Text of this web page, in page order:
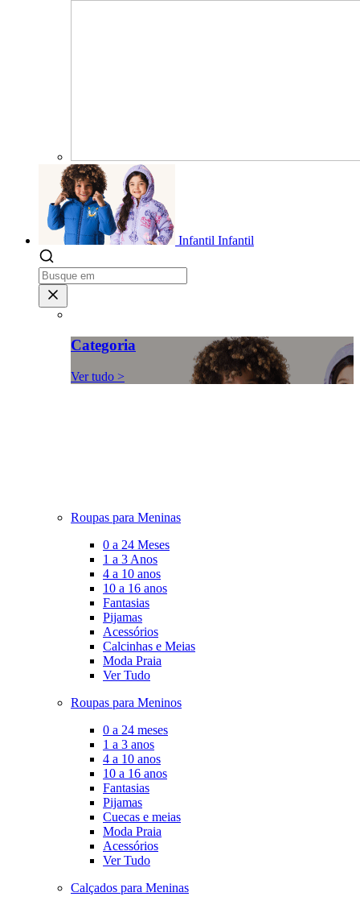
Infantil Infantil
Categoria
Ver tudo >
Roupas para Meninas
0 a 24 Meses
1 a 3 Anos
4 a 10 anos
10 a 16 anos
Fantasias
Pijamas
Acessórios
Calcinhas e Meias
Moda Praia
Ver Tudo
Roupas para Meninos
0 a 24 meses
1 a 3 anos
4 a 10 anos
10 a 16 anos
Fantasias
Pijamas
Cuecas e meias
Moda Praia
Acessórios
Ver Tudo
Calçados para Meninas